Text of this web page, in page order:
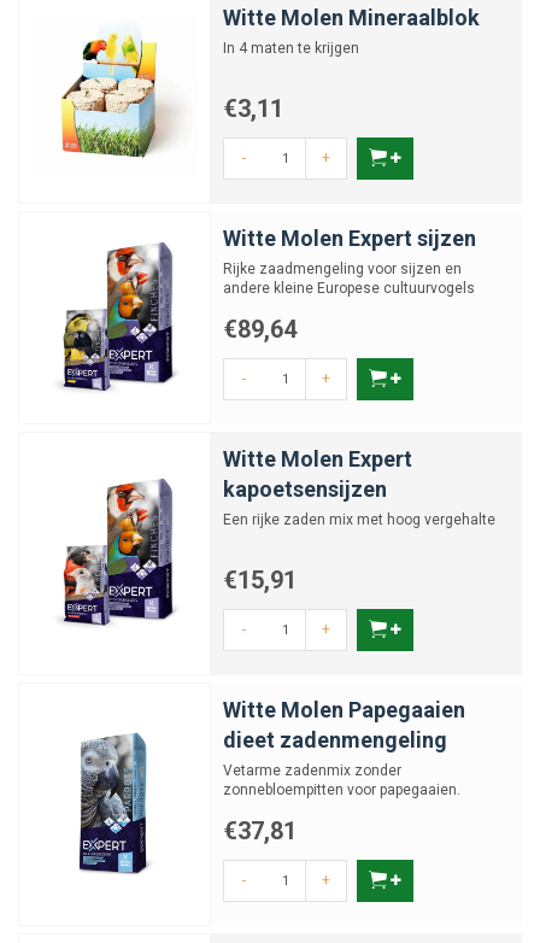
Witte Molen Mineraalblok
In 4 maten te krijgen
€3,11
- +
Witte Molen Expert sijzen
Rijke zaadmengeling voor sijzen en
andere kleine Europese cultuurvogels
€89,64
- +
Witte Molen Expert
kapoetsensijzen
Een rijke zaden mix met hoog vergehalte
€15,91
- +
Witte Molen Papegaaien
dieet zadenmengeling
Vetarme zadenmix zonder
zonnebloempitten voor papegaaien.
€37,81
- +